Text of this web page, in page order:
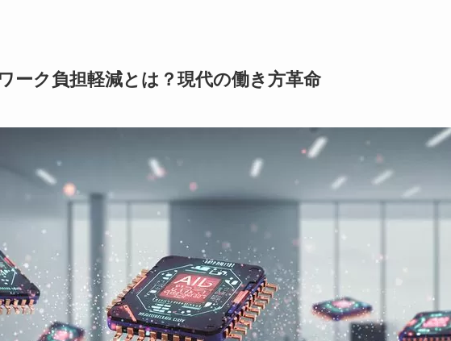
ーク負担軽減とは？現代の働き方革命